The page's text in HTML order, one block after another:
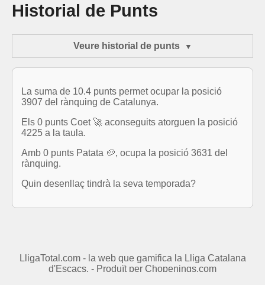
Historial de Punts
Veure historial de punts
La suma de 10.4 punts permet ocupar la posició
3907 del rànquing de Catalunya.
Els 0 punts Coet 🚀 aconseguits atorguen la posició
4225 a la taula.
Amb 0 punts Patata 🥔, ocupa la posició 3631 del
rànquing.
Quin desenllaç tindrà la seva temporada?
LligaTotal.com - la web que gamifica la Lliga Catalana
d'Escacs. - Produït per Chopenings.com